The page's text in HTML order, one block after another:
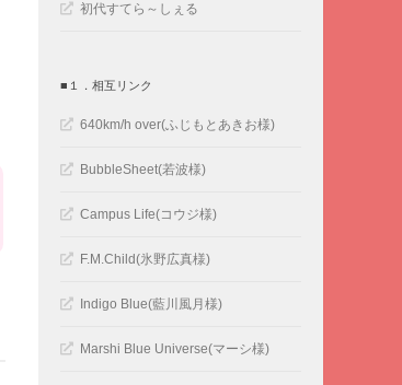
初代すてら～しぇる
■１．相互リンク
640km/h over(ふじもとあきお様)
BubbleSheet(若波様)
Campus Life(コウジ様)
F.M.Child(氷野広真様)
Indigo Blue(藍川風月様)
Marshi Blue Universe(マーシ様)